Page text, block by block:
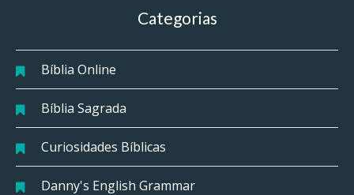
Categorias
Bíblia Online
Bíblia Sagrada
Curiosidades Bíblicas
Danny's English Grammar